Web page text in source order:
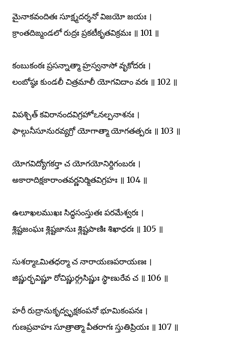
మైనాకవందితః సూక్ష్మదర్శనో విజయో జయః ।
క్రాంతదిఙ్మండలో రుద్రః ప్రకటీకృతవిక్రమః ॥ 101 ॥
కంబుకంఠః ప్రసన్నాత్మా హ్రస్వనాసో వృకోదరః ।
లంబోష్ఠః కుండలీ చిత్రమాలీ యోగవిదాం వరః ॥ 102 ॥
విపశ్చిత్ కవిరానందవిగ్రహోఽనల్పనాశనః ।
ఫాల్గునీసూనురవ్యగ్రో యోగాత్మా యోగతత్పరః ॥ 103 ॥
యోగవిద్యోగకర్తా చ యోగయోనిర్దిగంబరః ।
అకారాదిక్షకారాంతవర్ణనిర్మితవిగ్రహః ॥ 104 ॥
ఉలూఖలముఖః సిద్ధసంస్తుతః పరమేశ్వరః ।
శ్లిష్టజంఘః శ్లిష్టజానుః శ్లిష్టపాణిః శిఖాధరః ॥ 105 ॥
సుశర్మాఽమితధర్మా చ నారాయణపరాయణః ।
జిష్ణుర్భవిష్ణూ రోచిష్ణుర్గ్రసిష్ణుః స్థాణురేవ చ ॥ 106 ॥
హరీ రుద్రానుకృద్వృక్షకంపనో భూమికంపనః ।
గుణప్రవాహః సూత్రాత్మా వీతరాగః స్తుతిప్రియః ॥ 107 ॥